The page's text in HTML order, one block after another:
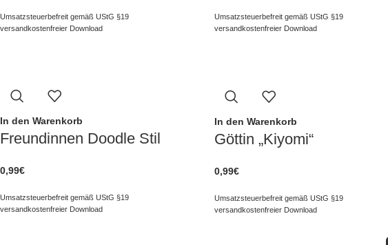
Umsatzsteuerbefreit gemäß UStG §19
versandkostenfreier Download
Umsatzsteuerbefreit gemäß UStG §19
versandkostenfreier Download
In den Warenkorb
Freundinnen Doodle Stil
0,99€
Umsatzsteuerbefreit gemäß UStG §19
versandkostenfreier Download
In den Warenkorb
Göttin „Kiyomi“
0,99€
Umsatzsteuerbefreit gemäß UStG §19
versandkostenfreier Download